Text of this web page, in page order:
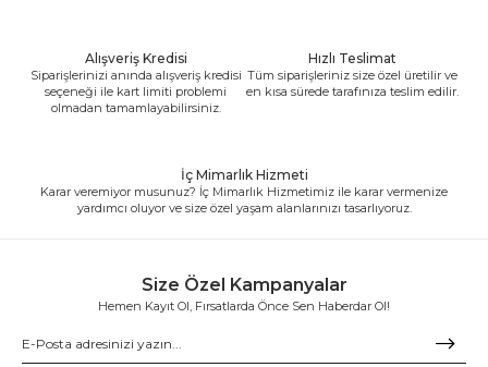
Alışveriş Kredisi
Siparişlerinizi anında alışveriş kredisi
seçeneği ile kart limiti problemi
olmadan tamamlayabilirsiniz.
Hızlı Teslimat
Tüm siparişleriniz size özel üretilir ve
en kısa sürede tarafınıza teslim edilir.
İç Mimarlık Hizmeti
Karar veremiyor musunuz? İç Mimarlık Hizmetimiz ile karar vermenize
yardımcı oluyor ve size özel yaşam alanlarınızı tasarlıyoruz.
Size Özel Kampanyalar
Hemen Kayıt Ol, Fırsatlarda Önce Sen Haberdar Ol!